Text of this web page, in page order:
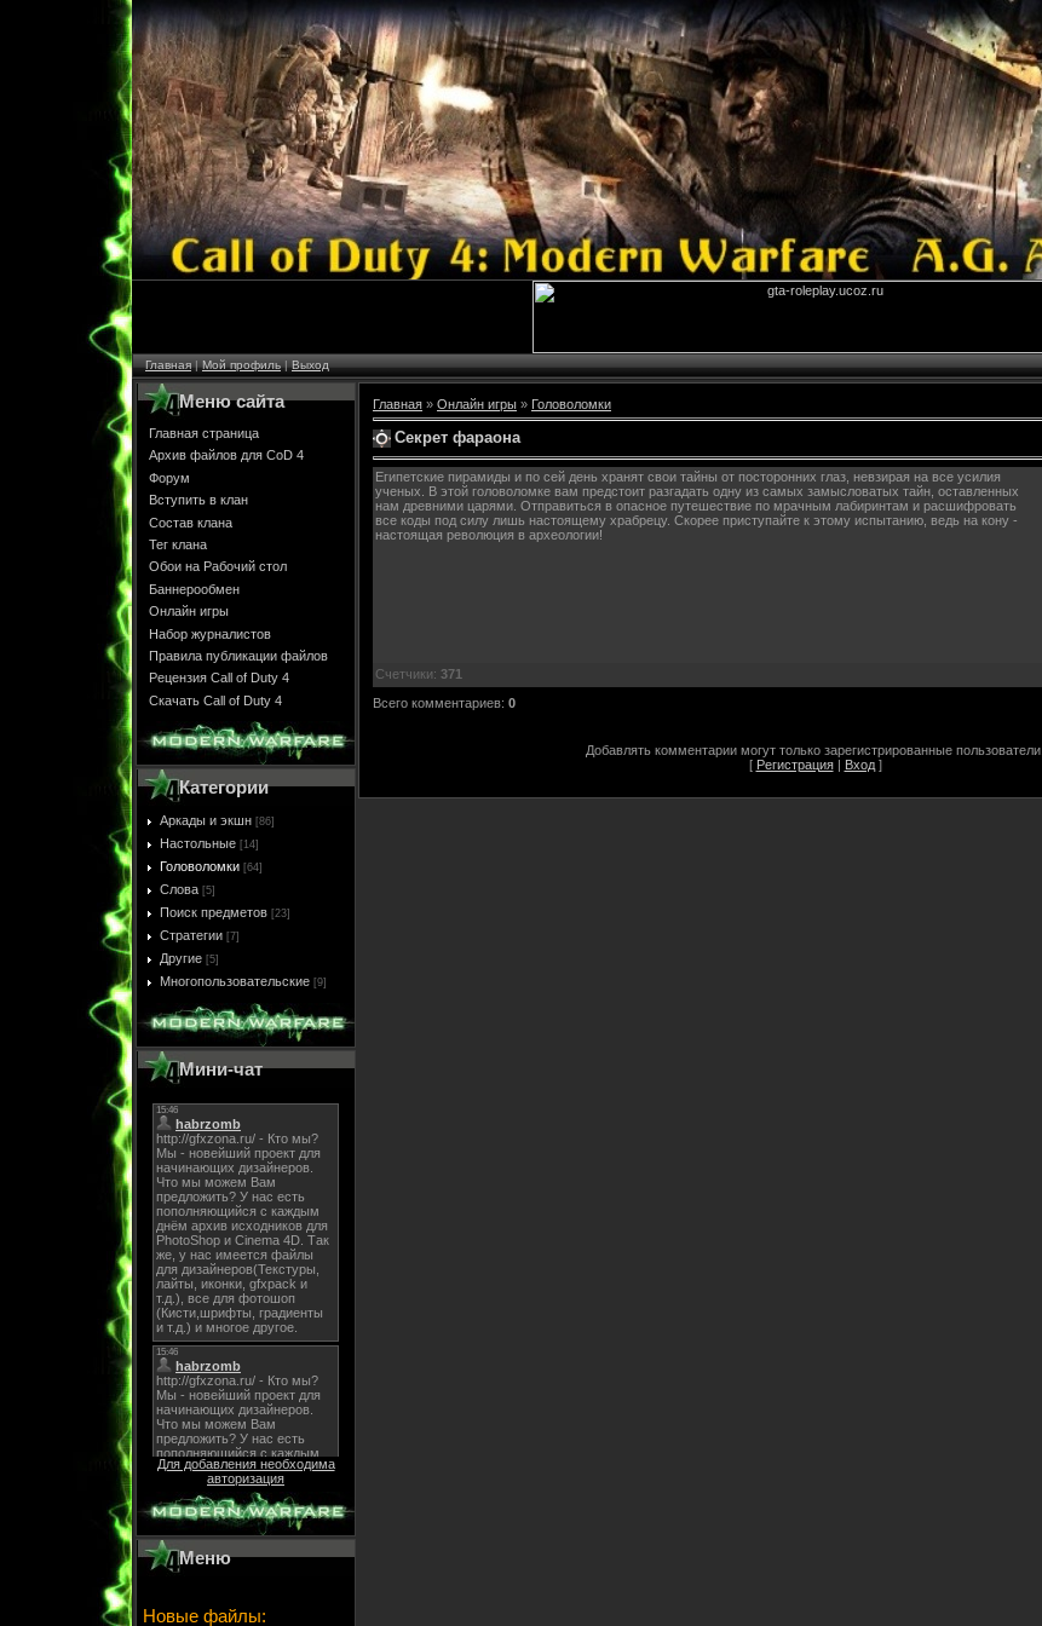
Главная|Мой профиль|Выход
Меню сайта
Главная страница
Архив файлов для CoD 4
Форум
Вступить в клан
Состав клана
Тег клана
Обои на Рабочий стол
Баннерообмен
Онлайн игры
Набор журналистов
Правила публикации файлов
Рецензия Call of Duty 4
Скачать Call of Duty 4
Категории
Аркады и экшн [86]
Настольные [14]
Головоломки [64]
Слова [5]
Поиск предметов [23]
Стратегии [7]
Другие [5]
Многопользовательские [9]
Мини-чат
Для добавления необходима
авторизация
Меню
Новые файлы:
Главная » Онлайн игры » Головоломки
Секрет фараона
Египетские пирамиды и по сей день хранят свои тайны от посторонних глаз, невзирая на все усилия
ученых. В этой головоломке вам предстоит разгадать одну из самых замысловатых тайн, оставленных
нам древними царями. Отправиться в опасное путешествие по мрачным лабиринтам и расшифровать
все коды под силу лишь настоящему храбрецу. Скорее приступайте к этому испытанию, ведь на кону -
настоящая революция в археологии!
Счетчики: 371
Всего комментариев: 0
Добавлять комментарии могут только зарегистрированные пользователи.
[ Регистрация| Вход]